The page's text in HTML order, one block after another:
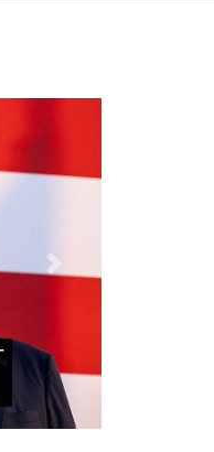
Próximo